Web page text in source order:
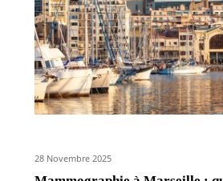
28 Novembre 2025